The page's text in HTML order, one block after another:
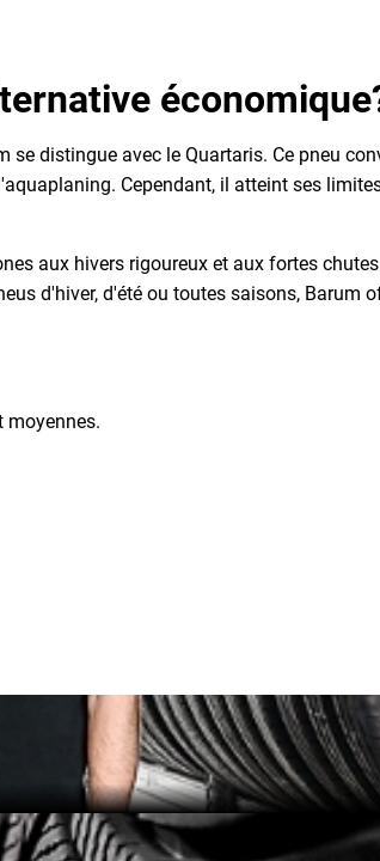
distingue avec le Quartaris. Ce pneu
Cependant, il atteint ses
aux hivers rigoureux et aux fortes
d'hiver, d'été ou toutes saisons, Barum
moyennes.